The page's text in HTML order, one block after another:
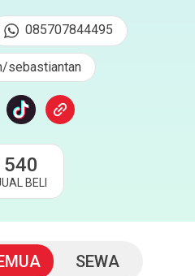
085707844495
sebastiantan
540
BELI
SEWA